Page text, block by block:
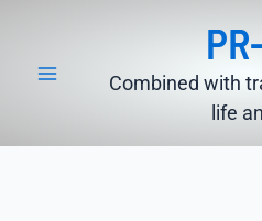
Combined with
life